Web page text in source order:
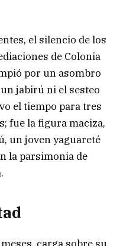
el silencio de los
de Colonia
por un asombro
jabirú ni el sesteo
el tiempo para tres
fue la figura maciza,
un joven yaguareté
la parsimonia de